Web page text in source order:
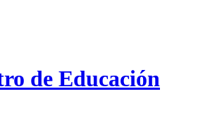
de Educación